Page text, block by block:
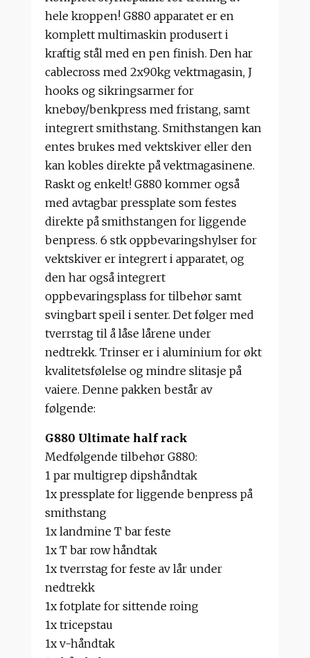
hele kroppen! G880 apparatet er en
komplett multimaskin produsert i
kraftig stål med en pen finish. Den har
cablecross med 2x90kg vektmagasin, J
hooks og sikringsarmer for
knebøy/benkpress med fristang, samt
integrert smithstang. Smithstangen kan
entes brukes med vektskiver eller den
kan kobles direkte på vektmagasinene.
Raskt og enkelt! G880 kommer også
med avtagbar pressplate som festes
direkte på smithstangen for liggende
benpress. 6 stk oppbevaringshylser for
vektskiver er integrert i apparatet, og
den har også integrert
oppbevaringsplass for tilbehør samt
svingbart speil i senter. Det følger med
tverrstag til å låse lårene under
nedtrekk. Trinser er i aluminium for økt
kvalitetsfølelse og mindre slitasje på
vaiere. Denne pakken består av
følgende:
G880 Ultimate half rack
Medfølgende tilbehør G880:
1 par multigrep dipshåndtak
1x pressplate for liggende benpress på
smithstang
1x landmine T bar feste
1x T bar row håndtak
1x tverrstag for feste av lår under
nedtrekk
1x fotplate for sittende roing
1x tricepstau
1x v-håndtak